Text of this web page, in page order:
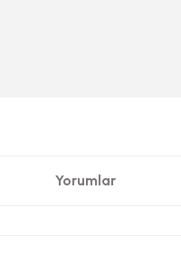
Yorumlar